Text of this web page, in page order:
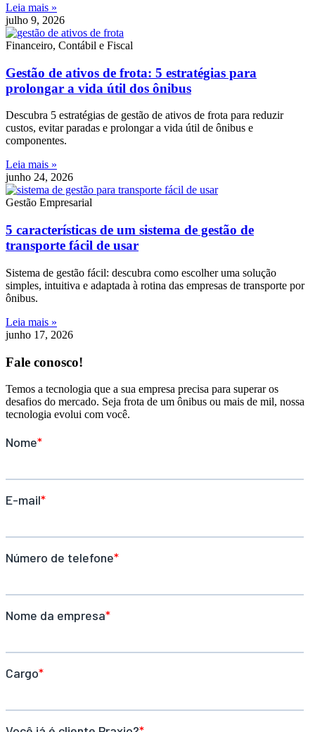
Leia mais »
julho 9, 2026
Financeiro, Contábil e Fiscal
Gestão de ativos de frota: 5 estratégias para
prolongar a vida útil dos ônibus
Descubra 5 estratégias de gestão de ativos de frota para reduzir
custos, evitar paradas e prolongar a vida útil de ônibus e
componentes.
Leia mais »
junho 24, 2026
Gestão Empresarial
5 características de um sistema de gestão de
transporte fácil de usar
Sistema de gestão fácil: descubra como escolher uma solução
simples, intuitiva e adaptada à rotina das empresas de transporte por
ônibus.
Leia mais »
junho 17, 2026
Fale conosco!
Temos a tecnologia que a sua empresa precisa para superar os
desafios do mercado. Seja frota de um ônibus ou mais de mil, nossa
tecnologia evolui com você.